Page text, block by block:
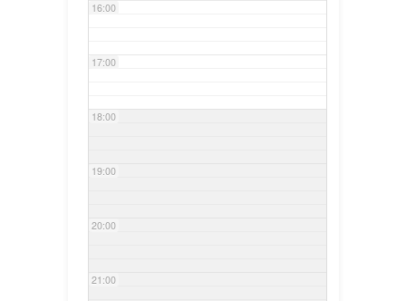
16:00
17:00
18:00
19:00
20:00
21:00